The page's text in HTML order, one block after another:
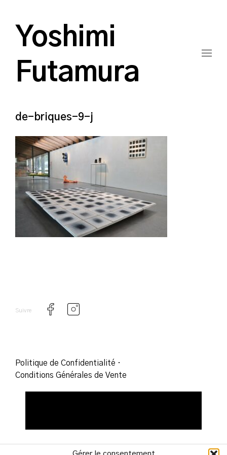
Yoshimi
Futamura
de-briques-9-j
Suivre
Politique de Confidentialité ·
Conditions Générales de Vente